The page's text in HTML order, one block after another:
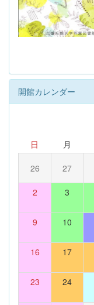
開館カレンダー
日 月
26 27
2 3
9 10
16 17
23 24